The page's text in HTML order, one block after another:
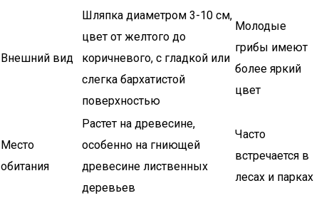
Внешний вид
Шляпка диаметром 3-10 см,
цвет от желтого до
коричневого, с гладкой или
слегка бархатистой
поверхностью
Молодые
грибы имеют
более яркий
цвет
Место
обитания
Растет на древесине,
особенно на гниющей
древесине лиственных
деревьев
Часто
встречается в
лесах и парках